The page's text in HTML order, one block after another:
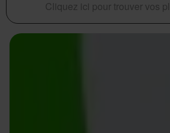
Cliquez ici pour trouver vos